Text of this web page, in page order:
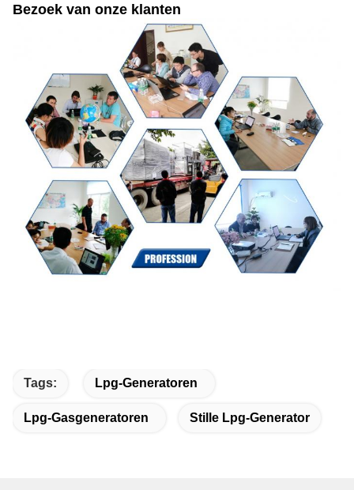
Bezoek van onze klanten
Tags: Lpg-Generatoren
Lpg-Gasgeneratoren Stille Lpg-Generator